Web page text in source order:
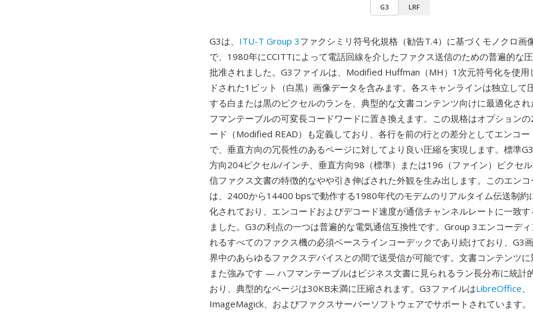
G3 LRF
G3は、 ITU-T Group 3ファクシミリ符号化規格（勧告T.4）に基づくモノクロ画
で、1980年にCCITTによって電話回線を介したファクス送信のための普遍的な
批准されました。G3ファイルは、Modified Huffman（MH）1次元符号化を使用
ドされた1ビット（白黒）画像データを含みます。各スキャンラインは独立して
する白または黒のピクセルのランを、典型的な文書コンテンツ向けに最適化さ
フマンテーブルの可変長コードワードに置き換えます。この規格はオプション
ード（Modified READ）も定義しており、各行を前の行との差分としてエンコー
で、垂直方向の冗長性のあるページに対してより良い圧縮を実現します。標準
方向204ピクセル/インチ、垂直方向98（標準）または196（ファイン）ピクセ
信ファクス文書の特徴的なやや引き伸ばされた外観を生み出します。このエン
は、2400から14400 bpsで動作する1980年代のモデムのリアルタイム伝送制約
化されており、エンコードおよびデコード速度が通信チャンネルレートに一致す
ました。G3の利点の一つは普遍的な電気通信互換性です。Group 3エンコーディ
れるすべてのファクス機の必須ベースラインコーデックであり続けており、G3
界中のあらゆるファクスデバイスとの間で送受信が可能です。文書コンテンツに
また強みです — ハフマンテーブルはビジネス文書に見られるラン長分布に統計
おり、典型的なページは30KB未満に圧縮されます。G3ファイルはLibreOffice、
ImageMagick、およびファクスサーバーソフトウェアでサポートされています。